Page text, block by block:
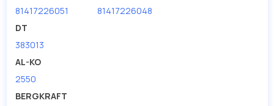
Производитель
81417226051
81417226048
DT
383013
AL-KO
2550
BERGKRAFT